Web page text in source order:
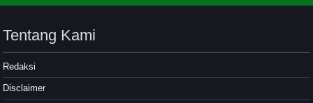
Tentang Kami
Redaksi
Disclaimer